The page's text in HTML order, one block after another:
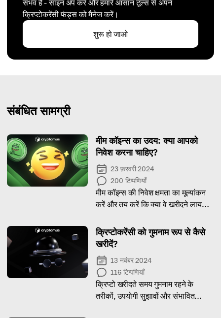
संभव है - साइन अप करें और हमारे आसान टूल्स से अपने
क्रिप्टोकरेंसी फंड्स को मैनेज करें।
शुरू हो जाओ
संबंधित सामग्री
मीम कॉइन्स का उदय: क्या आपको
निवेश करना चाहिए?
23 फ़रवरी 2024
200 टिप्पणियाँ
मीम कॉइन्स की निवेश क्षमता का मूल्यांकन
करें और तय करें कि क्या वे खरीदने लायक
क्रिप्टोकरेंसी को गुमनाम रूप से कैसे
खरीदें?
13 नवंबर 2024
116 टिप्पणियाँ
क्रिप्टो खरीदते समय गुमनाम रहने के
तरीकों, उपयोगी सुझावों और संभावित